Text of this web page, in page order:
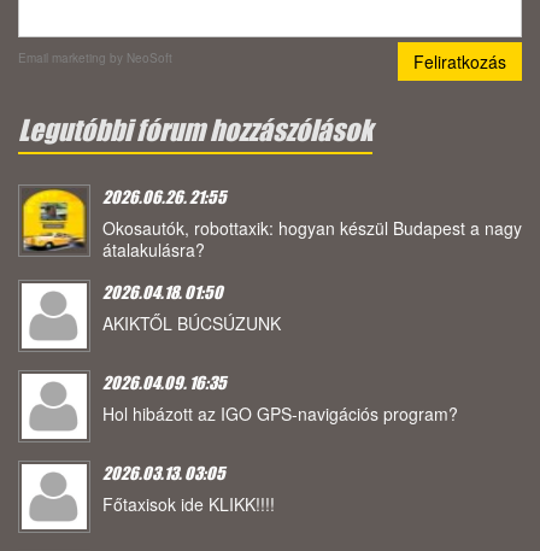
Email marketing by NeoSoft
Legutóbbi fórum hozzászólások
2026.06.26. 21:55
Okosautók, robottaxik: hogyan készül Budapest a nagy
átalakulásra?
2026.04.18. 01:50
AKIKTŐL BÚCSÚZUNK
2026.04.09. 16:35
Hol hibázott az IGO GPS-navigációs program?
2026.03.13. 03:05
Főtaxisok ide KLIKK!!!!